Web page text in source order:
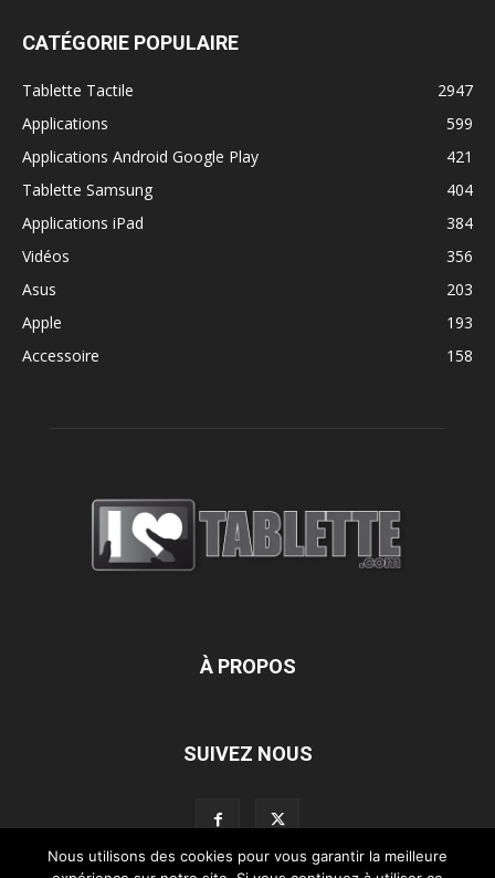
CATÉGORIE POPULAIRE
Tablette Tactile
2947
Applications
599
Applications Android Google Play
421
Tablette Samsung
404
Applications iPad
384
Vidéos
356
Asus
203
Apple
193
Accessoire
158
À PROPOS
SUIVEZ NOUS
Nous utilisons des cookies pour vous garantir la meilleure